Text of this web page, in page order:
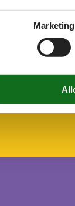
Marketing